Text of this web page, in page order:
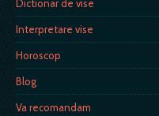
Dictionar de vise
Interpretare vise
Horoscop
Blog
Va recomandam